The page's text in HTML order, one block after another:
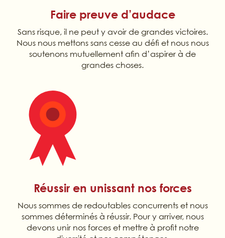
Faire preuve d’audace
Sans risque, il ne peut y avoir de grandes victoires.
Nous nous mettons sans cesse au défi et nous nous
soutenons mutuellement afin d’aspirer à de
grandes choses.
Réussir en unissant nos forces
Nous sommes de redoutables concurrents et nous
sommes déterminés à réussir. Pour y arriver, nous
devons unir nos forces et mettre à profit notre